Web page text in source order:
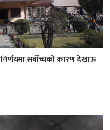
सर्वोच्चको कारण देखाऊ